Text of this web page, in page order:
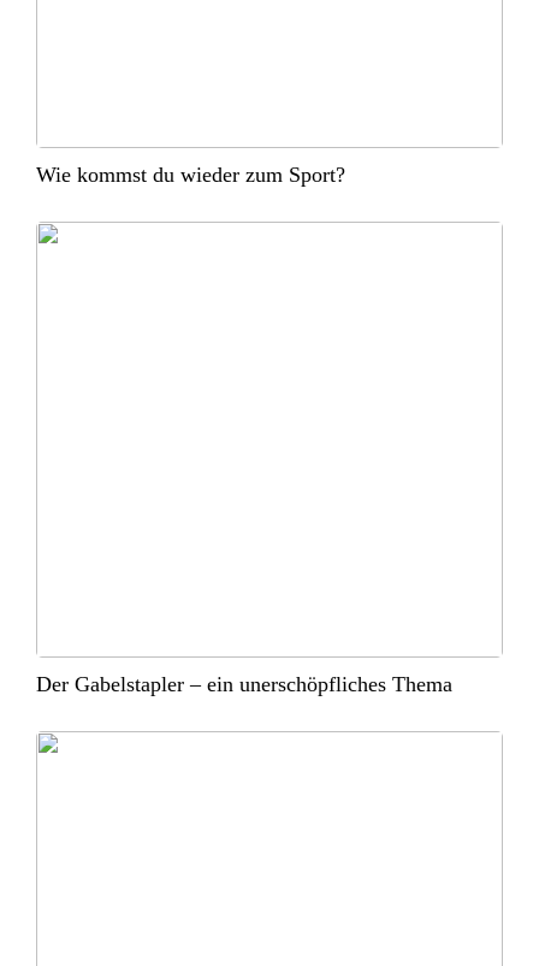
Wie kommst du wieder zum Sport?
Der Gabelstapler – ein unerschöpfliches Thema